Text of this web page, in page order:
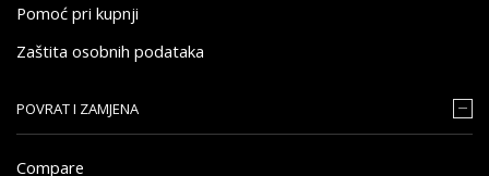
Pomoć pri kupnji
Zaštita osobnih podataka
POVRAT I ZAMJENA
Compare